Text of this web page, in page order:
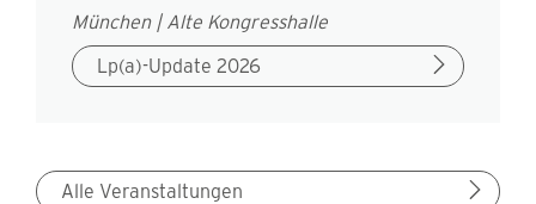
München | Alte Kongresshalle
Lp(a)-Update 2026
Alle Veranstaltungen